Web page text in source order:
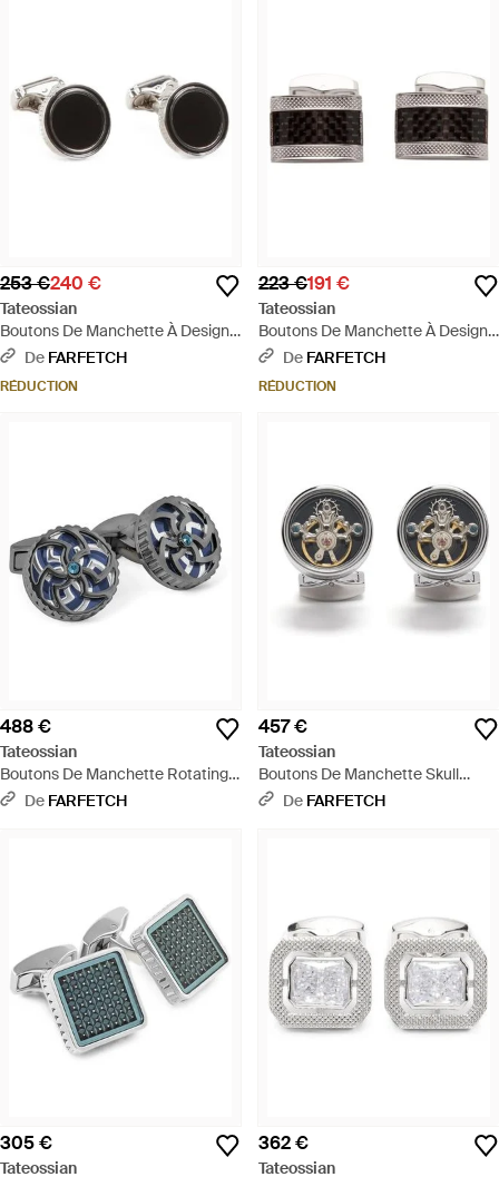
253 €240 €
Tateossian
Boutons De Manchette À Design
Ovale - Noir
De FARFETCH
RÉDUCTION
223 €191 €
Tateossian
Boutons De Manchette À Design
Embossé - Noir
De FARFETCH
RÉDUCTION
488 €
Tateossian
Boutons De Manchette Rotating
Trinity Sertis De Cristaux - Gris
De FARFETCH
457 €
Tateossian
Boutons De Manchette Skull
Tourbillon - Blanc
De FARFETCH
305 €
Tateossian
362 €
Tateossian